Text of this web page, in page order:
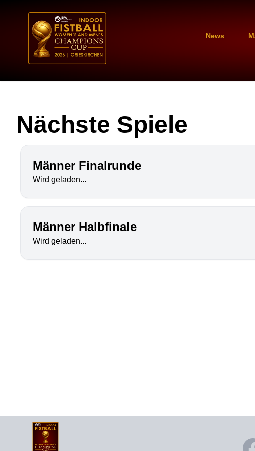
News
Nächste Spiele
Männer Finalrunde
Wird geladen...
Männer Halbfinale
Wird geladen...
Footer